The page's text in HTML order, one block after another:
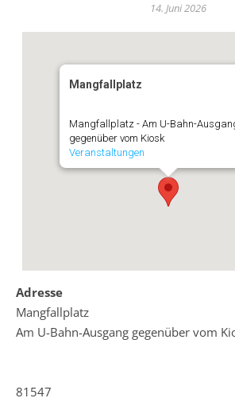
14. Juni 2026
Mangfallplatz
Mangfallplatz - Am U-Bahn-
gegenüber vom Kiosk
Veranstaltungen
Adresse
Mangfallplatz
Am U-Bahn-Ausgang gegenüber vom
81547